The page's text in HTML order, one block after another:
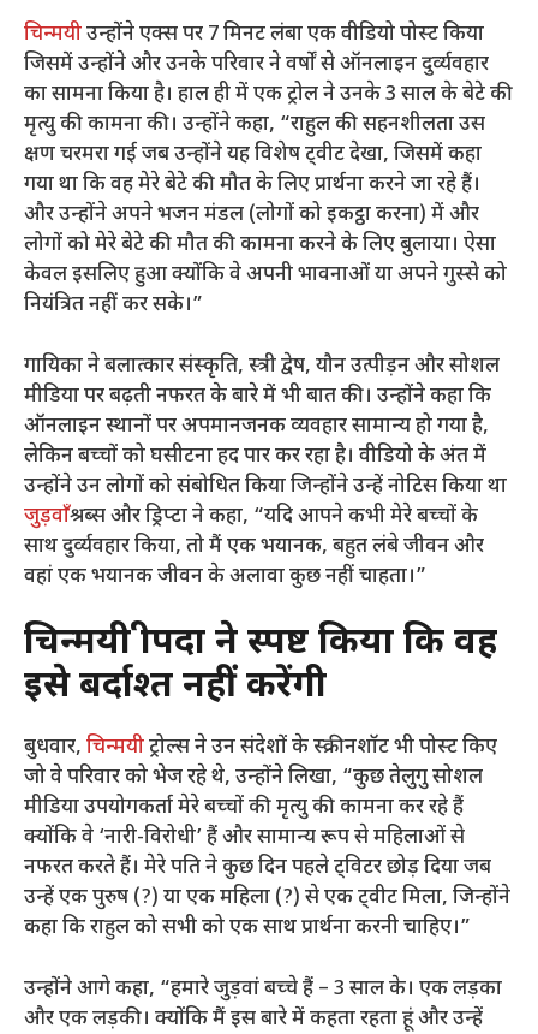
चिन्मयीउन्होंने एक्स पर 7 मिनट लंबा एक वीडियो पोस्ट किया
जिसमें उन्होंने और उनके परिवार ने वर्षों से ऑनलाइन दुर्व्यवहार
का सामना किया है। हाल ही में एक ट्रोल ने उनके 3 साल के बेटे की
मृत्यु की कामना की। उन्होंने कहा, “राहुल की सहनशीलता उस
क्षण चरमरा गई जब उन्होंने यह विशेष ट्वीट देखा, जिसमें कहा
गया था कि वह मेरे बेटे की मौत के लिए प्रार्थना करने जा रहे हैं।
और उन्होंने अपने भजन मंडल (लोगों को इकट्ठा करना) में और
लोगों को मेरे बेटे की मौत की कामना करने के लिए बुलाया। ऐसा
केवल इसलिए हुआ क्योंकि वे अपनी भावनाओं या अपने गुस्से को
नियंत्रित नहीं कर सके।”
गायिका ने बलात्कार संस्कृति, स्त्री द्वेष, यौन उत्पीड़न और सोशल
मीडिया पर बढ़ती नफरत के बारे में भी बात की। उन्होंने कहा कि
ऑनलाइन स्थानों पर अपमानजनक व्यवहार सामान्य हो गया है,
लेकिन बच्चों को घसीटना हद पार कर रहा है। वीडियो के अंत में
उन्होंने उन लोगों को संबोधित किया जिन्होंने उन्हें नोटिस किया था
जुड़वाँश्रब्स और ड्रिप्टा ने कहा, “यदि आपने कभी मेरे बच्चों के
साथ दुर्व्यवहार किया, तो मैं एक भयानक, बहुत लंबे जीवन और
वहां एक भयानक जीवन के अलावा कुछ नहीं चाहता।”
चिन्मयी श्रीपदा ने स्पष्ट किया कि वह
इसे बर्दाश्त नहीं करेंगी
बुधवार, चिन्मयीट्रोल्स ने उन संदेशों के स्क्रीनशॉट भी पोस्ट किए
जो वे परिवार को भेज रहे थे, उन्होंने लिखा, “कुछ तेलुगु सोशल
मीडिया उपयोगकर्ता मेरे बच्चों की मृत्यु की कामना कर रहे हैं
क्योंकि वे ‘नारी-विरोधी’ हैं और सामान्य रूप से महिलाओं से
नफरत करते हैं। मेरे पति ने कुछ दिन पहले ट्विटर छोड़ दिया जब
उन्हें एक पुरुष (?) या एक महिला (?) से एक ट्वीट मिला, जिन्होंने
कहा कि राहुल को सभी को एक साथ प्रार्थना करनी चाहिए।”
उन्होंने आगे कहा, “हमारे जुड़वां बच्चे हैं – 3 साल के। एक लड़का
और एक लड़की। क्योंकि मैं इस बारे में कहता रहता हूं और उन्हें